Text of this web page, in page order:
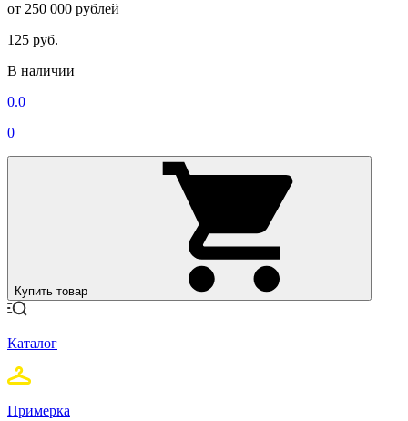
от 250 000 рублей
125 руб.
В наличии
0.0
0
Купить товар
Каталог
Примерка